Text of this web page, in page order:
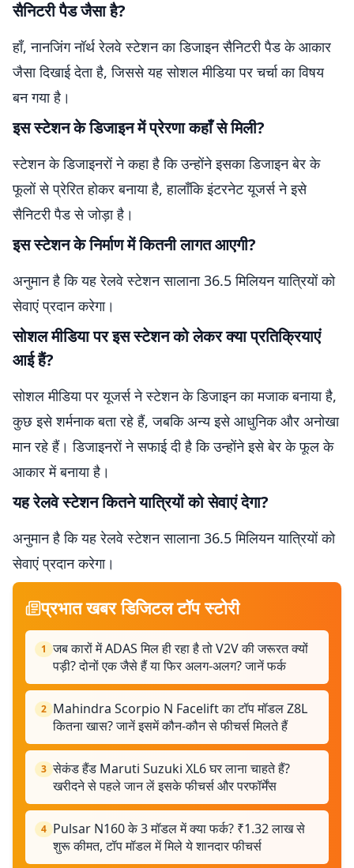
सैनिटरी पैड जैसा है?
हाँ, नानजिंग नॉर्थ रेलवे स्टेशन का डिजाइन सैनिटरी पैड के आकार
जैसा दिखाई देता है, जिससे यह सोशल मीडिया पर चर्चा का विषय
बन गया है।
इस स्टेशन के डिजाइन में प्रेरणा कहाँ से मिली?
स्टेशन के डिजाइनरों ने कहा है कि उन्होंने इसका डिजाइन बेर के
फूलों से प्रेरित होकर बनाया है, हालाँकि इंटरनेट यूजर्स ने इसे
सैनिटरी पैड से जोड़ा है।
इस स्टेशन के निर्माण में कितनी लागत आएगी?
अनुमान है कि यह रेलवे स्टेशन सालाना 36.5 मिलियन यात्रियों को
सेवाएं प्रदान करेगा।
सोशल मीडिया पर इस स्टेशन को लेकर क्या प्रतिक्रियाएं
आई हैं?
सोशल मीडिया पर यूजर्स ने स्टेशन के डिजाइन का मजाक बनाया है,
कुछ इसे शर्मनाक बता रहे हैं, जबकि अन्य इसे आधुनिक और अनोखा
मान रहे हैं। डिजाइनरों ने सफाई दी है कि उन्होंने इसे बेर के फूल के
आकार में बनाया है।
यह रेलवे स्टेशन कितने यात्रियों को सेवाएं देगा?
अनुमान है कि यह रेलवे स्टेशन सालाना 36.5 मिलियन यात्रियों को
सेवाएं प्रदान करेगा।
प्रभात खबर डिजिटल टॉप स्टोरी
1 जब कारों में ADAS मिल ही रहा है तो V2V की जरूरत क्यों
पड़ी? दोनों एक जैसे हैं या फिर अलग-अलग? जानें फर्क
2 Mahindra Scorpio N Facelift का टॉप मॉडल Z8L
कितना खास? जानें इसमें कौन-कौन से फीचर्स मिलते हैं
3 सेकंड हैंड Maruti Suzuki XL6 घर लाना चाहते हैं?
खरीदने से पहले जान लें इसके फीचर्स और परफॉर्मेंस
4 Pulsar N160 के 3 मॉडल में क्या फर्क? ₹1.32 लाख से
शुरू कीमत, टॉप मॉडल में मिले ये शानदार फीचर्स